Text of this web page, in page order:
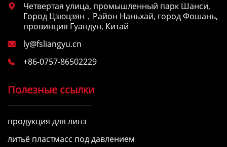

Четвертая улица, промышленный парк Шанси,
Город Цзюцзян，Район Наньхай, город Фошань,
провинция Гуандун, Китай
 ly@fsliangyu.cn
 +86-0757-86502229
Полезные ссылки
продукция для линз
литьё пластмасс под давлением